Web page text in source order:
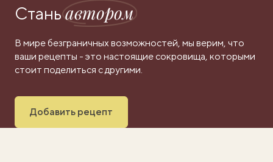
Станьавтором
В мире безграничных возможностей, мы верим, что
ваши рецепты - это настоящие сокровища, которыми
стоит поделиться с другими.
Добавить рецепт